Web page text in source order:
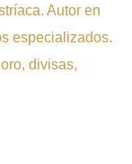
Autor en
especializados.
divisas,